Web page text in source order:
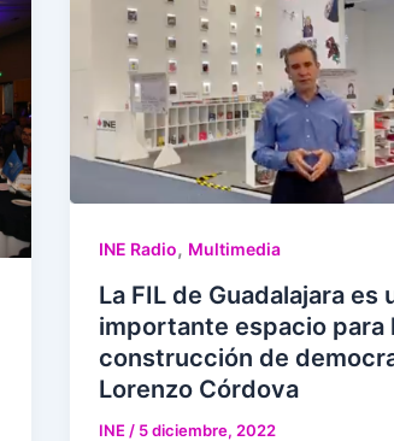
INE Radio, Multimedia
La FIL de Guadalajara es
importante espacio para
construcción de
Lorenzo Córdova
INE / 5 diciembre, 2022